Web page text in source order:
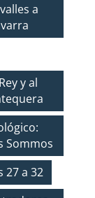
a
y al
Sommos
27 a 32